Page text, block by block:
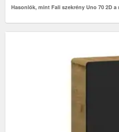
Hasonlók, mint Fali szekrény Uno 70 2D